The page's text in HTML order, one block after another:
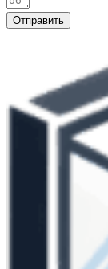
Отправить